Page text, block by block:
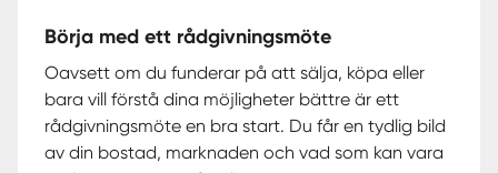
Börja med ett rådgivningsmöte
Oavsett om du funderar på att sälja, köpa eller
bara vill förstå dina möjligheter bättre är ett
rådgivningsmöte en bra start. Du får en tydlig bild
av din bostad, marknaden och vad som kan vara